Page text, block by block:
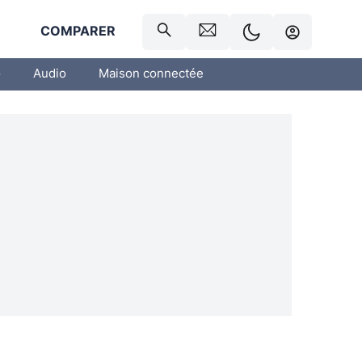
COMPARER
Audio Maison connectée